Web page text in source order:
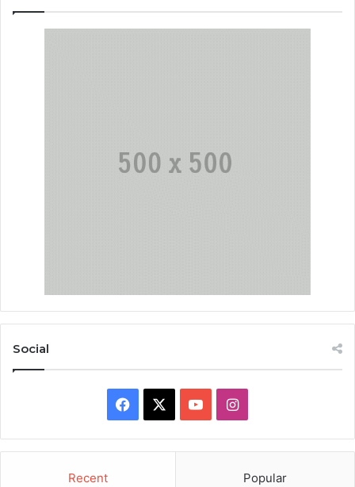
Social
Facebook YouTubeInstagram
Recent Popular